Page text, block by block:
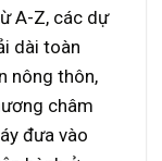
A-Z, các dự
dài toàn
nông thôn,
châm
đưa vào